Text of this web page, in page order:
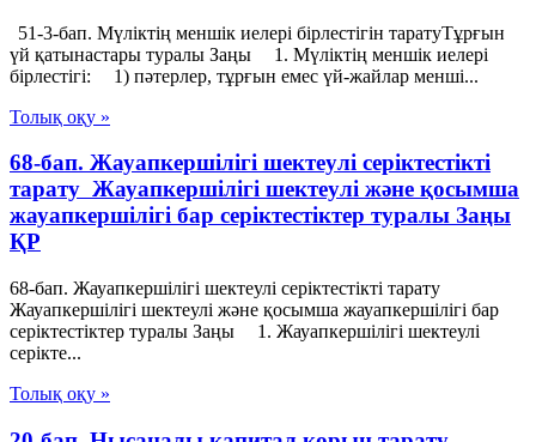
51-3-бап. Мүліктің меншік иелері бірлестігін таратуТұрғын
үй қатынастары туралы Заңы 1. Мүліктің меншік иелері
бірлестігі: 1) пәтерлер, тұрғын емес үй-жайлар менші...
Толық оқу »
68-бап. Жауапкершілігі шектеулі серіктестікті
тарату Жауапкершілігі шектеулі және қосымша
жауапкершілігі бар серіктестіктер туралы Заңы
ҚР
68-бап. Жауапкершілігі шектеулі серіктестікті тарату
Жауапкершілігі шектеулі және қосымша жауапкершілігі бар
серіктестіктер туралы Заңы 1. Жауапкершілігі шектеулі
серікте...
Толық оқу »